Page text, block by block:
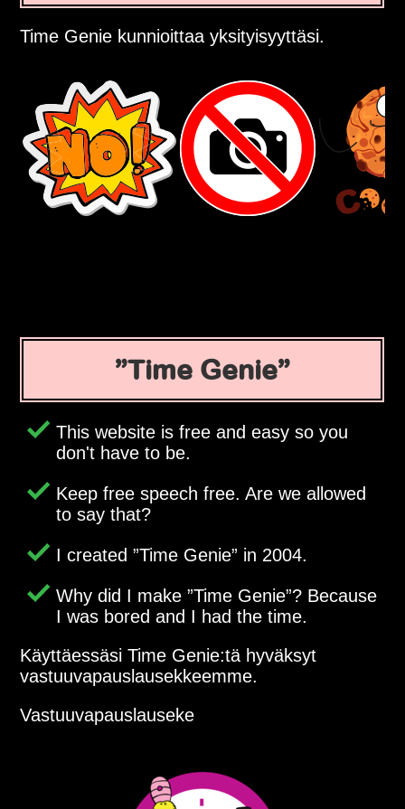
Time Genie kunnioittaa yksityisyyttäsi.
Time Genie
This website is free and easy so you
don't have to be.
Keep free speech free. Are we allowed
to say that?
I created Time Genie in 2004.
Why did I make Time Genie ? Because
I was bored and I had the time.
Käyttäessäsi Time Genie:tä hyväksyt
vastuuvapauslausekkeemme.
Vastuuvapauslauseke